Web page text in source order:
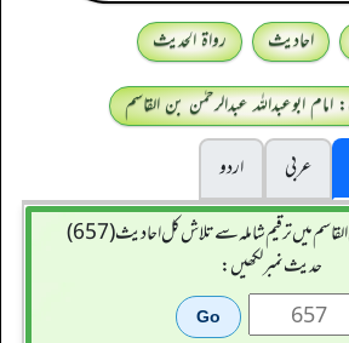
احادیث
رواۃ الحدیث
ابوعبداللہ عبدالرحمٰن بن القاسم
عربی
اردو
میں ترقیم شاملہ سے تلاش کل احادیث (657)
حدیث نمبر لکھیں: